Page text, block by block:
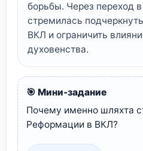
борьбы. Через переход
стремилась
ВКЛ и ограничить
духовенства.
🎯 Мини-задание
Почему именно шляхта
Реформации в ВКЛ?